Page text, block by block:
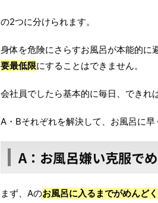
の2つに分けられます。
身体を危険にさらすお風呂が本能的に
要最低限にすることはできません。
会社員でしたら基本的に毎日、できれ
A・Bそれぞれを解決して、お風呂に早
A：お風呂嫌い克服で
まず、Aのお風呂に入るまでがめんど